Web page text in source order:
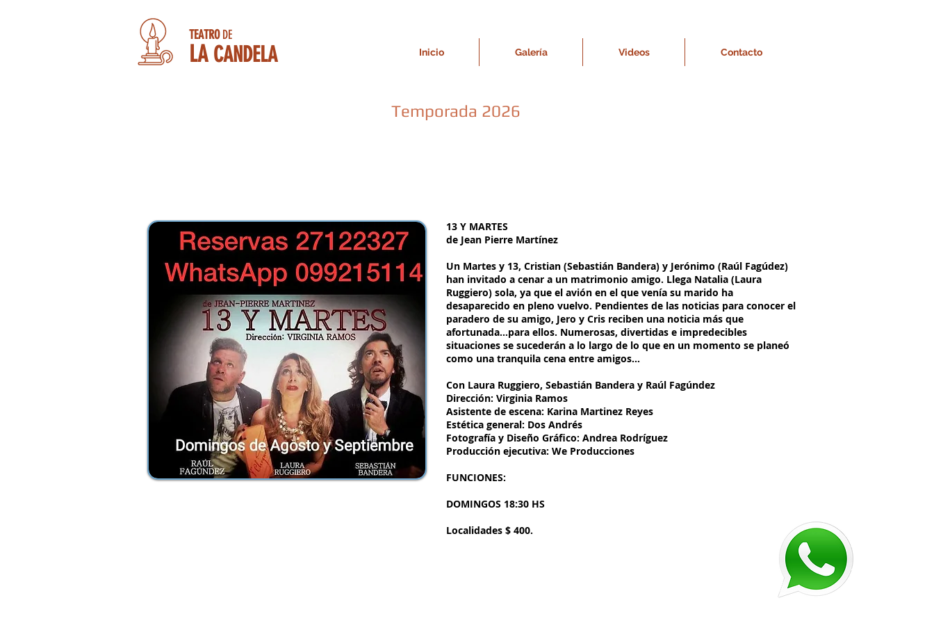
TEATRO DE
LA CANDELA Inicio Galería Videos Contacto
Temporada 2026
13 Y MARTES
de Jean Pierre Martínez
Un Martes y 13, Cristian (Sebastián Bandera) y Jerónimo (Raúl Fagúdez)
han invitado a cenar a un matrimonio amigo. Llega Natalia (Laura
Ruggiero) sola, ya que el avión en el que venía su marido ha
desaparecido en pleno vuelvo. Pendientes de las noticias para conocer el
paradero de su amigo, Jero y Cris reciben una noticia más que
afortunada…para ellos. Numerosas, divertidas e impredecibles
situaciones se sucederán a lo largo de lo que en un momento se planeó
como una tranquila cena entre amigos…
Con Laura Ruggiero, Sebastián Bandera y Raúl Fagúndez
Dirección: Virginia Ramos
Asistente de escena: Karina Martinez Reyes
Estética general: Dos Andrés
Fotografía y Diseño Gráfico: Andrea Rodríguez
Producción ejecutiva: We Producciones
FUNCIONES:
DOMINGOS 18:30 HS
Localidades $ 400.